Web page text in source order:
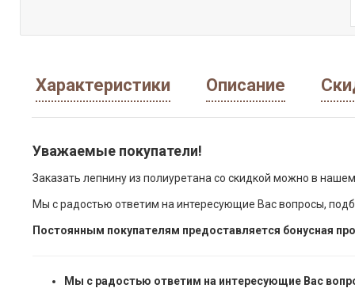
Характеристики Описание
Уважаемые покупатели!
Заказать лепнину из полиуретана со скидкой можно в
Мы с радостью ответим на интересующие Вас вопросы,
Постоянным покупателям предоставляется бонусная
Мы с радостью ответим на интересующие Вас